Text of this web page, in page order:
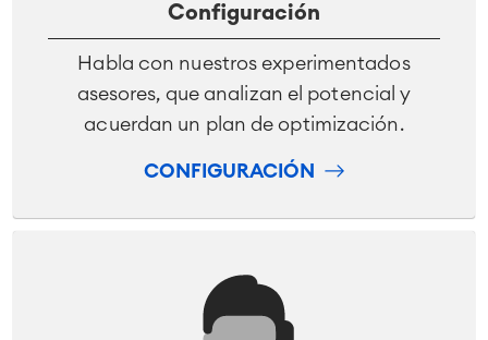
Configuración
Habla con nuestros experimentados
asesores, que analizan el potencial y
acuerdan un plan de optimización.
CONFIGURACIÓN